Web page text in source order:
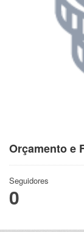
Orçamento e
Seguidores
0